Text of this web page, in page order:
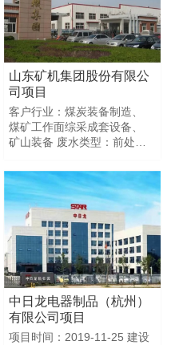
8.22650未检出未检出
2818$$客户行业：电动车、
自行车 废水类型：喷涂废
水，涂装废水（水性漆、PU
金油、透明漆） 废水量：70
吨/T 进水指标：PH9
COD28500mg/L 出水指标：
PH8.2 COD465mg/L$$原处
理工艺：排放废水处理站(每
吨水处理成本76元) 现处理工
排放、中水回用（每吨水处
理成本13元) 综合成本计算：
每年为客户节省38万元喷涂
废水处理成本
山东矿机集团股份有限公
司项目
客户行业：煤炭装备制造、
煤矿工作面综采成套设备、
矿山装备 废水类型：前处理
水、油性漆废水 废水总量：
5吨+45吨+30吨 $$ 项目
PHCOD氨氮 总磷浊度色度
进水指标 9 10500未检出未
检出1028500968500 回用指
标8.22650未检出未检出
2818$$$$
中日龙电器制品（杭州）
有限公司项目
项目时间：2019-11-25 建设